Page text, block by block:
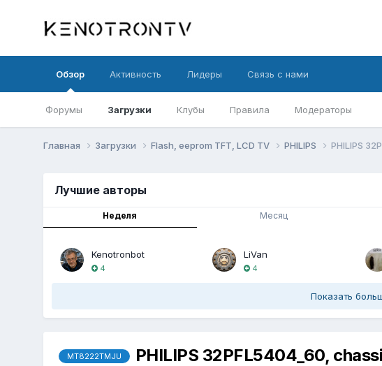
Обзор
Форумы Загрузки Клубы Правила Модераторы
Активность Лидеры Связь с нами
Главная Загрузки Flash, eeprom TFT, LCD TV PHILIPS PHILIPS
Лучшие авторы
Неделя Месяц
Kenotronbot
4
LiVan
4
Показать
MT8222TMJU PHILIPS 32PFL5404_60,